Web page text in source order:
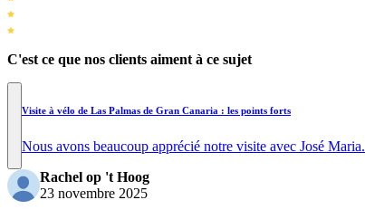
C'est ce que nos clients aiment à ce sujet
Visite à vélo de Las Palmas de Gran Canaria : les points forts
Nous avons beaucoup apprécié notre visite avec José
Rachel op 't Hoog
23 novembre 2025